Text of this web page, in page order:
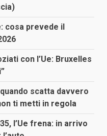
cosa prevede il
con l’Ue: Bruxelles
scatta davvero
ti metti in regola
l’Ue frena: in arrivo